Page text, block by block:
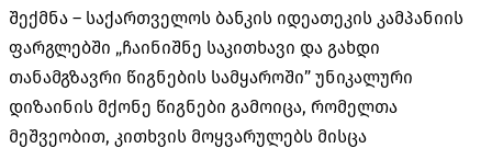
შექმნა – საქართველოს ბანკის იდეათეკის კამპანიის
ფარგლებში „ჩაინიშნე საკითხავი და გახდი
თანამგზავრი წიგნების სამყაროში” უნიკალური
დიზაინის მქონე წიგნები გამოიცა, რომელთა
მეშვეობით, კითხვის მოყვარულებს მისცა